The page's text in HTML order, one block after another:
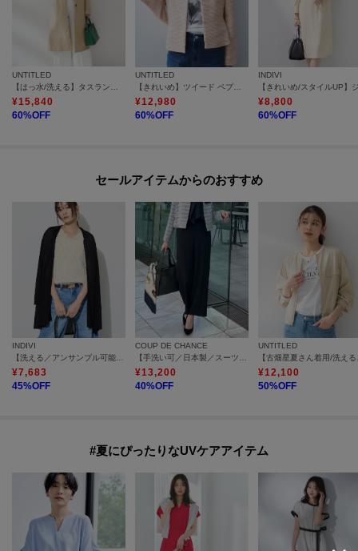
UNTITLED
¥15,840
60%OFF
UNTITLED
¥12,980
60%OFF
INDIVI
¥8,800
60%OFF
セールアイテムからのおすすめ
INDIVI
¥7,683
45%OFF
COUP DE CHANCE
¥13,200
40%OFF
UNTITLED
¥12,100
50%OFF
#夏にぴったりなUVケアアイテム